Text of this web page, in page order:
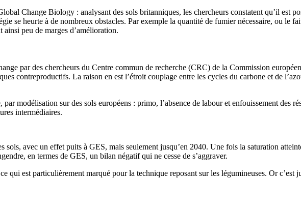
Change Biology : analysant des sols britanniques, les chercheurs constatent qu’il est
se heurte à de nombreux obstacles. Par exemple la quantité de fumier nécessaire, ou le
peu de marges d’amélioration.
par des chercheurs du Centre commun de recherche (CRC) de la Commission
contreproductifs. La raison en est l’étroit couplage entre les cycles du carbone et de
modélisation sur des sols européens : primo, l’absence de labour et enfouissement des
intermédiaires.
avec un effet puits à GES, mais seulement jusqu’en 2040. Une fois la saturation
en termes de GES, un bilan négatif qui ne cesse de s’aggraver.
qui est particulièrement marqué pour la technique reposant sur les légumineuses. Or c’est